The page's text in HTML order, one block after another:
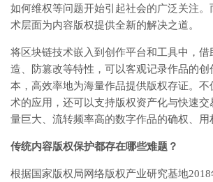
如何维权等问题开始引起社会的广泛关注。
术层面为内容版权提供全新的解决之道。
将区块链技术嵌入到创作平台和工具中，借
造、防篡改等特性，可以客观记录作品的
本，高效率地为海量作品提供版权存证。不
术的应用，还可以支持版权资产化与快速交
量巨大、流转频率高的数字作品的确权、用
传统内容版权保护都存在哪些难题？
根据国家版权局网络版权产业研究基地